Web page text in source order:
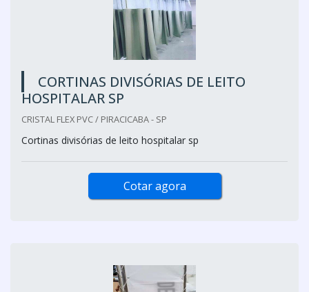
CORTINAS DIVISÓRIAS DE LEITO
HOSPITALAR SP
CRISTAL FLEX PVC / PIRACICABA - SP
Cortinas divisórias de leito hospitalar sp
Cotar agora